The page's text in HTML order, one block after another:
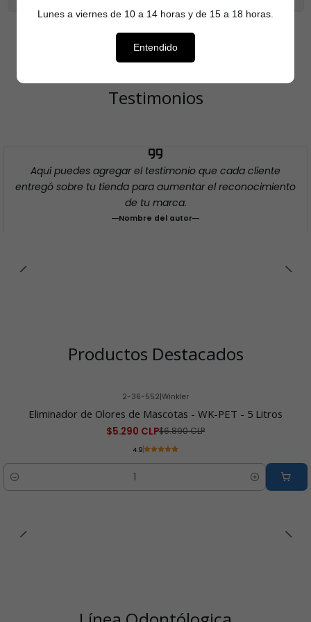
Testimonios
Aquí puedes agregar el testimonio que cada cliente
entregó sobre tu tienda para aumentar el reconocimiento
de tu marca.
Nombre del autor
Productos Destacados
2-36-552|Winkler
Eliminador de Olores de Mascotas - WK-PET - 5 Litros
$5.290 CLP$6.890 CLP
4.9
Cantidad
Lunes a viernes de 10 a 14 horas y de 15 a 18 horas.
Entendido